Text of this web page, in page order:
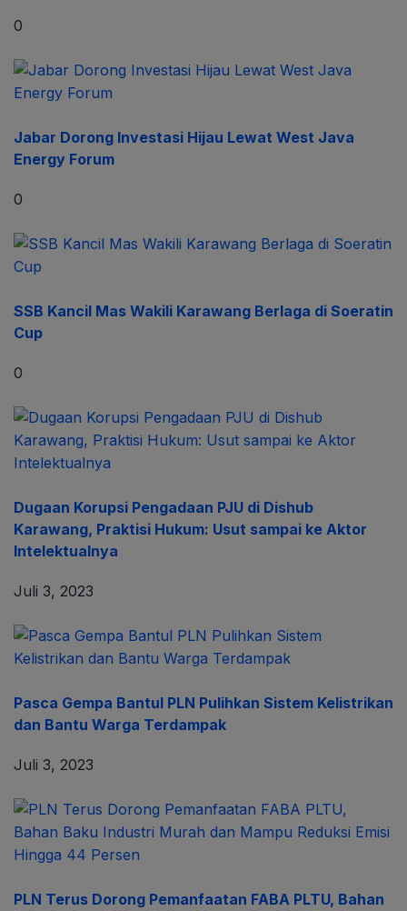
0
Jabar Dorong Investasi Hijau Lewat West Java
Energy Forum
0
SSB Kancil Mas Wakili Karawang Berlaga di Soeratin
Cup
0
Dugaan Korupsi Pengadaan PJU di Dishub
Karawang, Praktisi Hukum: Usut sampai ke Aktor
Intelektualnya
Juli 3, 2023
Pasca Gempa Bantul PLN Pulihkan Sistem Kelistrikan
dan Bantu Warga Terdampak
Juli 3, 2023
PLN Terus Dorong Pemanfaatan FABA PLTU, Bahan